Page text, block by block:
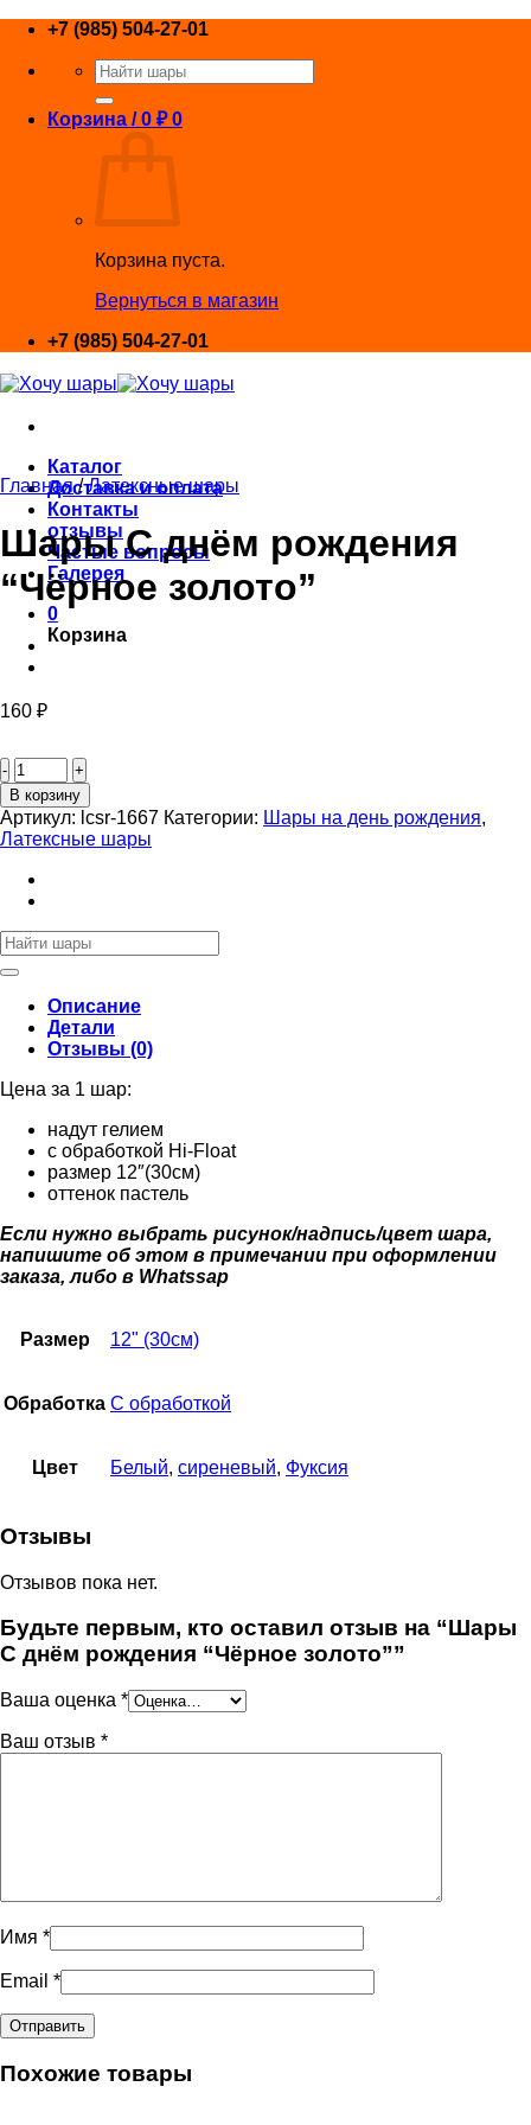
Skip
content
+7 (985) 504-27-01
Искать:
Корзина /0 ₽ 0
Корзина пуста.
Вернуться в магазин
+7 (985) 504-27-01
Каталог
Доставка и оплата
Контакты
отзывы
Частые вопросы
Галерея
0
Корзина
Главная / Латексные шары
Шары С днём рождения
“Чёрное золото”
160 ₽
товара
Шары
С
днём
“Чёрное
золото”
В корзину
Артикул: lcsr-1667 Категории: Шары на день рождения,
Латексные шары
Искать:
Описание
Детали
Отзывы (0)
Цена за 1 шар:
надут гелием
с обработкой Hi-Float
размер 12″(30см)
оттенок пастель
Если нужно выбрать рисунок/надпись/цвет шара,
напишите об этом в примечании при оформлении
заказа, либо в Whatssap
Размер 12" (30см)
Обработка С обработкой
Цвет Белый, сиреневый, Фуксия
Отзывы
Отзывов пока нет.
Будьте первым, кто оставил отзыв на “Шары
С днём рождения “Чёрное золото””
Ваша оценка *
Ваш отзыв *
Имя *
Email *
Похожие товары